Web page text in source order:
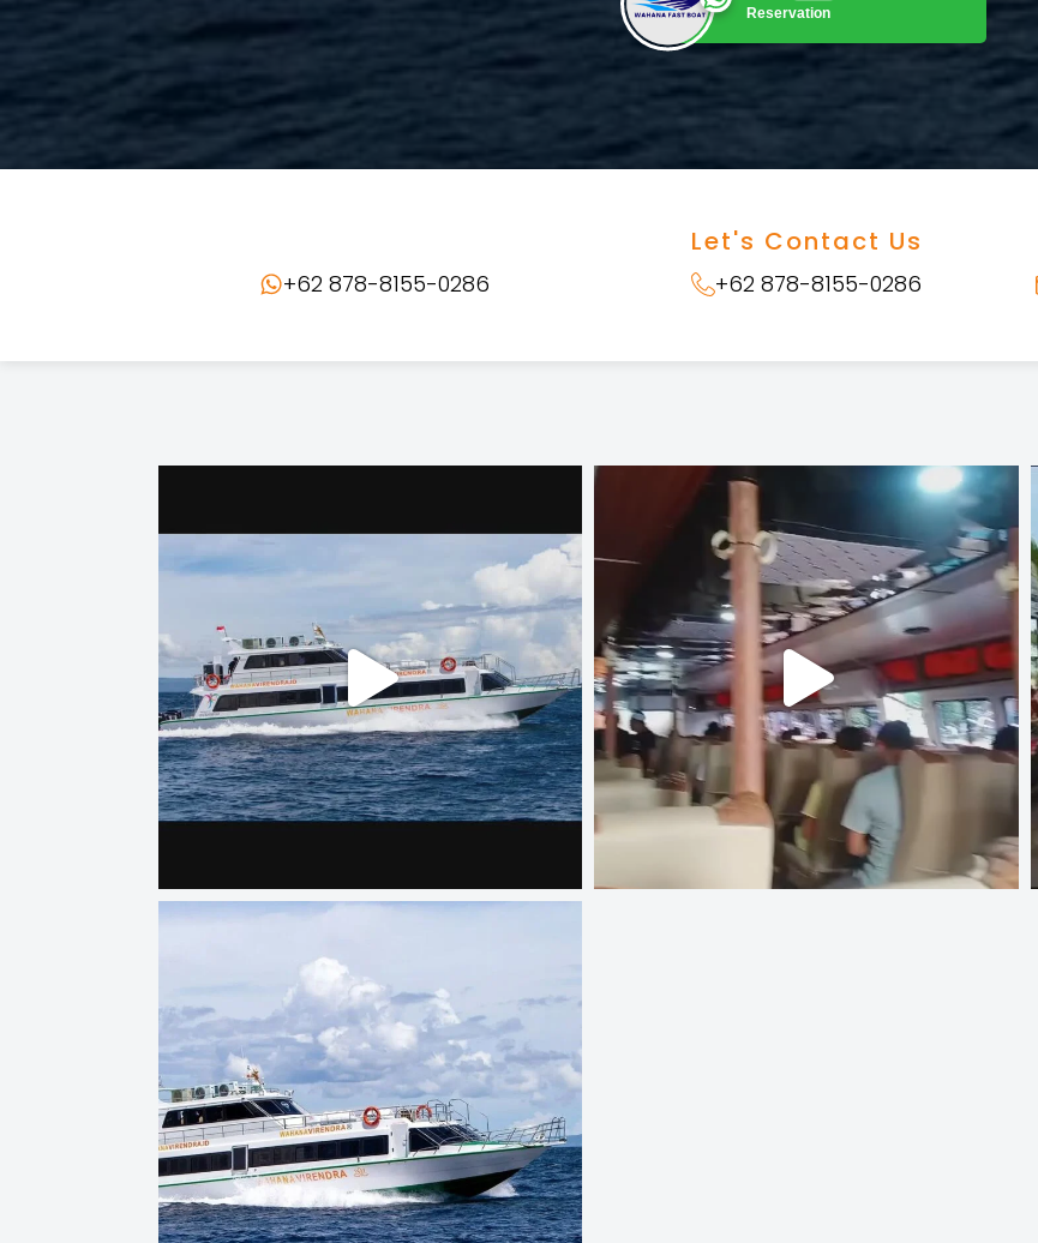
Reservation
Let's Contact Us
+62 878-8155-0286 +62 878-8155-0286